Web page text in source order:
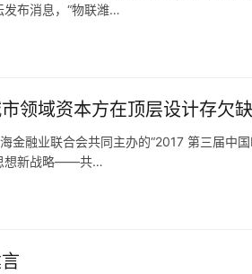
发布消息，“物联潍…
领域资本方在顶层设计存欠缺
金融业联合会共同主办的“2017 第三届中
想新战略——共…